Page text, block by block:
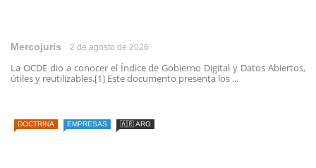
Mercojuris 2 de agosto de 2026
La OCDE dio a conocer el Índice de Gobierno Digital y Datos Abiertos,
útiles y reutilizables.[1] Este documento presenta los ...
DOCTRINA EMPRESAS 🇦🇷 ARG